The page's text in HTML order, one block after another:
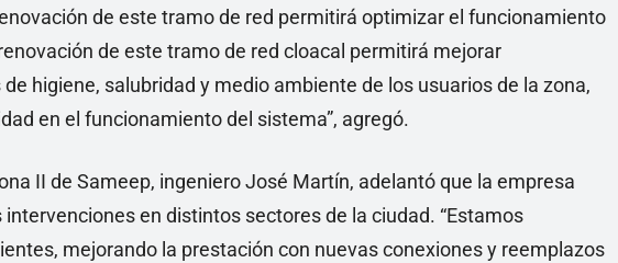
de este tramo de red permitirá optimizar el funcionamiento
de este tramo de red cloacal permitirá mejorar
higiene, salubridad y medio ambiente de los usuarios de la zona,
en el funcionamiento del sistema”, agregó.
II de Sameep, ingeniero José Martín, adelantó que la empresa
en distintos sectores de la ciudad. “Estamos
mejorando la prestación con nuevas conexiones y reemplazos